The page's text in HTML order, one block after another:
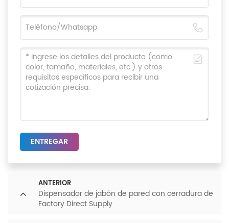
ENTREGAR
ANTERIOR
Dispensador de jabón de pared con cerradura de
Factory Direct Supply